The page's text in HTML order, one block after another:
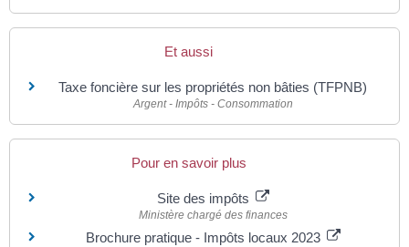
Et aussi
Taxe foncière sur les propriétés non bâties (TFPNB)
Argent - Impôts - Consommation
Pour en savoir plus
Site des impôts
Ministère chargé des finances
Brochure pratique - Impôts locaux 2023